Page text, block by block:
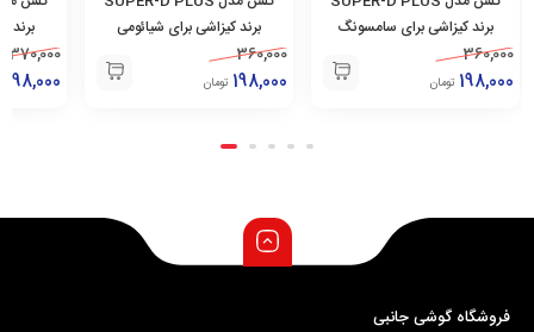
برند کیزاشی برای سامسونگ
Galaxy A72 360,000
198,000 تومان
برند کیزاشی برای شیائومی
Redmi Note 10 ProMax/
Poco F4
360,000
198,000 تومان
برند
Poco
370,000
198,000
فروشگاه گوشی جانبی